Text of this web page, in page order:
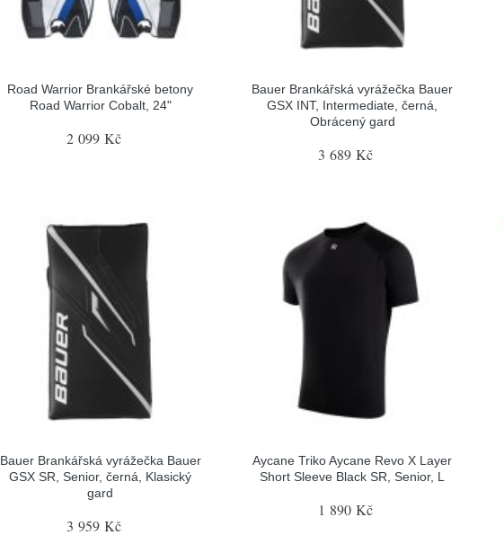
Road Warrior Brankářské betony
Road Warrior Cobalt, 24"
2 099 Kč
Bauer Brankářská vyrážečka Bauer
GSX INT, Intermediate, černá,
Obrácený gard
3 689 Kč
Bauer Brankářská vyrážečka Bauer
GSX SR, Senior, černá, Klasický
gard
3 959 Kč
Aycane Triko Aycane Revo X Layer
Short Sleeve Black SR, Senior, L
1 890 Kč